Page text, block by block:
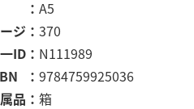
A5
ジ
370
ID
N111989
9784759925036
品
箱